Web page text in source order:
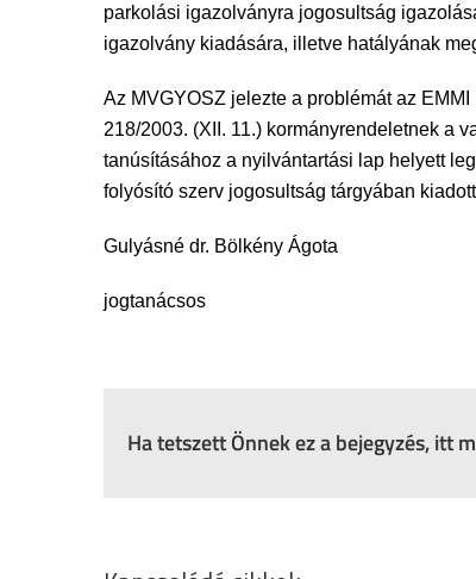
parkolási igazolványra jogosultság
igazolvány kiadására, illetve hatályának
Az MVGYOSZ jelezte a problémát az
218/2003. (XII. 11.) kormányrendeletnek a
tanúsításához a nyilvántartási lap helyett
folyósító szerv jogosultság tárgyában
Gulyásné dr. Bölkény Ágota
jogtanácsos
Ha tetszett Önnek ez a bejegyzés, itt